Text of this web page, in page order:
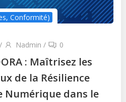
Conformité)
/ Nadmin / 0
: Maîtrisez les
de la Résilience
Numérique dans le